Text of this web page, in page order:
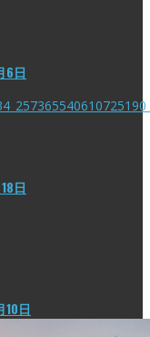
6日
日
10日